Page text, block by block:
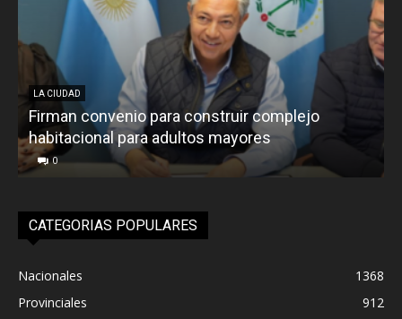
LA CIUDAD
Firman convenio para construir complejo
habitacional para adultos mayores
0
CATEGORIAS POPULARES
Nacionales
1368
Provinciales
912